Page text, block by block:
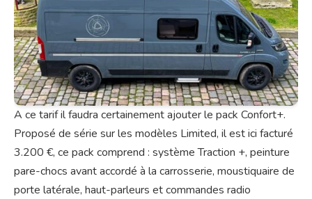
A ce tarif il faudra certainement ajouter le pack Confort+.
Proposé de série sur les modèles Limited, il est ici facturé
3.200 €, ce pack comprend : système Traction +, peinture
pare-chocs avant accordé à la carrosserie, moustiquaire de
porte latérale, haut-parleurs et commandes radio